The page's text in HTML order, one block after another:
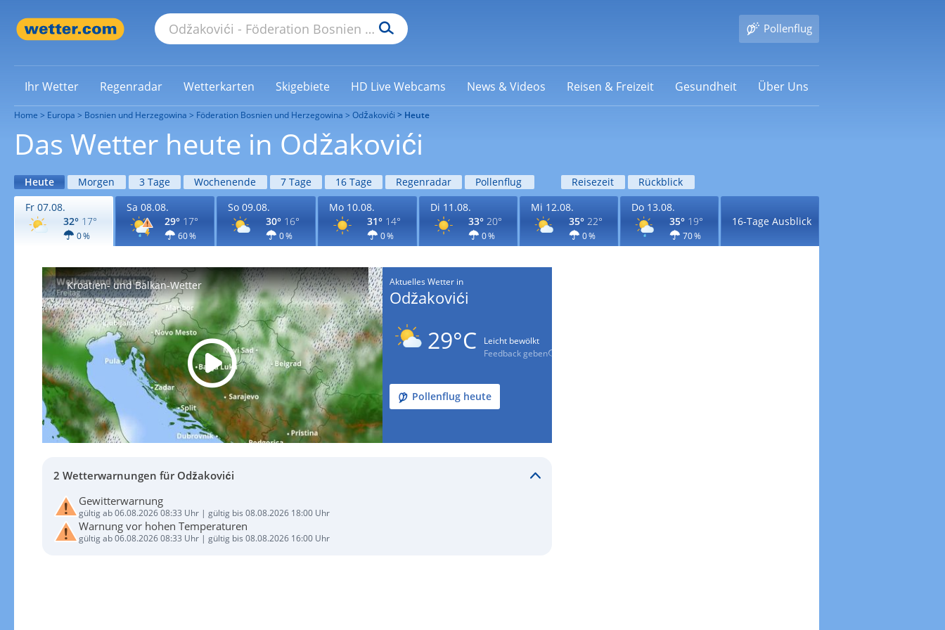
Pollenflug
Ihr Wetter Regenradar Wetterkarten Skigebiete HD Live Webcams News & Videos Reisen & Freizeit Gesundheit Über Uns
Home Europa Bosnien und Herzegowina Föderation Bosnien und Herzegowina Odžakovići Heute
Das Wetter heute in Odžakovići
Heute Morgen 3 Tage Wochenende 7 Tage 16 Tage Regenradar Pollenflug Reisezeit
Rückblick
Fr 07.08.
32° 17°
0 %
Sa 08.08.
29° 17°
60 %
So 09.08.
30° 16°
0 %
Mo 10.08.
31° 14°
0 %
Di 11.08.
33° 20°
0 %
Mi 12.08.
35° 22°
0 %
Do 13.08.
35° 19°
70 %
16-Tage Ausblick
Kroatien- und Balkan-Wetter Aktuelles Wetter in
Odžakovići
29°C
Leicht bewölkt
Feedback geben
Pollenflug heute
2 Wetterwarnungen für Odžakovići
Gewitterwarnung
gültig ab 06.08.2026 08:33 Uhr | gültig bis 08.08.2026 18:00 Uhr
Warnung vor hohen Temperaturen
gültig ab 06.08.2026 08:33 Uhr | gültig bis 08.08.2026 16:00 Uhr